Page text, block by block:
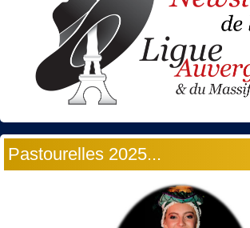
Pastourelles 2025...